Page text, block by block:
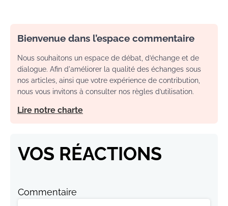
Bienvenue dans l’espace commentaire
Nous souhaitons un espace de débat, d’échange et de
dialogue. Afin d'améliorer la qualité des échanges sous
nos articles, ainsi que votre expérience de contribution,
nous vous invitons à consulter nos règles d’utilisation.
Lire notre charte
VOS RÉACTIONS
Commentaire